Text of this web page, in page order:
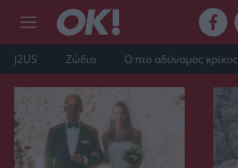
J2US Ζώδια Ο πιο αδύναμος κρίκος